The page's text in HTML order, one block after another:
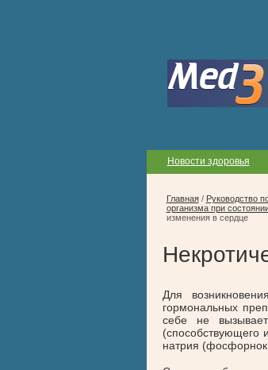
Новости здоровья
Главная/ Руководство
организма при
изменения в сердце
Для
гормональных
себе не
(способствующего
натрия